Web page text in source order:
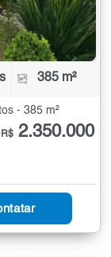
385 m²
- 385 m²
R$ 2.350.000